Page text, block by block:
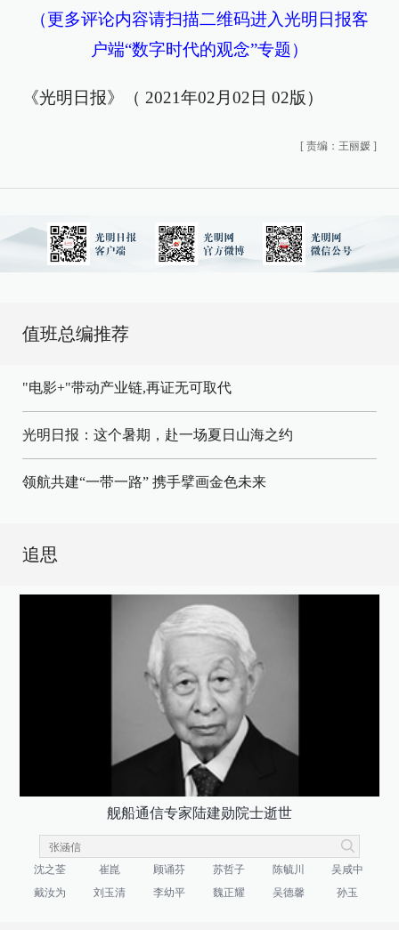
（更多评论内容请扫描二维码进入光明日报客
户端“数字时代的观念”专题）
《光明日报》（ 2021年02月02日 02版）
[ 责编：王丽媛 ]
值班总编推荐
"电影+"带动产业链,再证无可取代
光明日报：这个暑期，赴一场夏日山海之约
领航共建“一带一路” 携手擘画金色未来
追思
舰船通信专家陆建勋院士逝世
沈之荃 崔崑 顾诵芬 苏哲子 陈毓川
吴咸中
戴汝为
刘玉清 李幼平 魏正耀 吴德馨 孙玉